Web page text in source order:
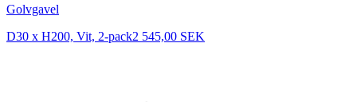
Golvgavel
D30 x H200, Vit, 2-pack2 545,00 SEK